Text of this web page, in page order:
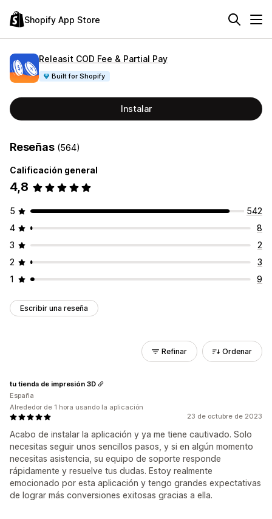
Shopify App Store
Releasit COD Fee & Partial Pay
Built for Shopify
Instalar
Reseñas (564)
Calificación general
4,8
5
542
4
8
3
2
2
3
1
9
Escribir una reseña
Refinar Ordenar
23 de octubre de 2023
Acabo de instalar la aplicación y ya me tiene cautivado. Solo
necesitas seguir unos sencillos pasos, y si en algún momento
necesitas asistencia, su equipo de soporte responde
rápidamente y resuelve tus dudas. Estoy realmente
emocionado por esta aplicación y tengo grandes expectativas
de lograr más conversiones exitosas gracias a ella.
tu tienda de impresión 3D
España
Alrededor de 1 hora usando la aplicación